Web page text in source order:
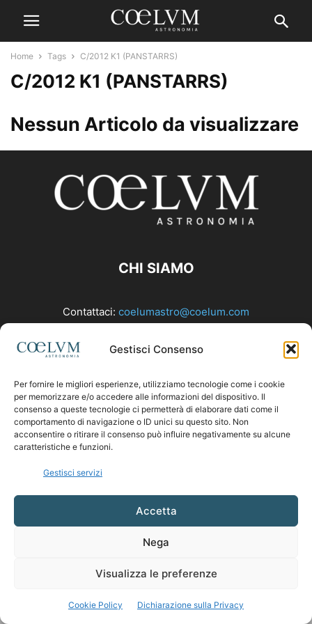
Gestisci Consenso
Per fornire le migliori esperienze, utilizziamo tecnologie come i cookie
per memorizzare e/o accedere alle informazioni del dispositivo. Il
consenso a queste tecnologie ci permetterà di elaborare dati come il
comportamento di navigazione o ID unici su questo sito. Non
acconsentire o ritirare il consenso può influire negativamente su alcune
caratteristiche e funzioni.
Gestisci servizi
Accetta
Nega
Visualizza le preferenze
Cookie Policy Dichiarazione sulla Privacy
Home Tags C/2012 K1 (PANSTARRS)
C/2012 K1 (PANSTARRS)
Nessun Articolo da visualizzare
CHI SIAMO
Contattaci: coelumastro@coelum.com
SEGUICI